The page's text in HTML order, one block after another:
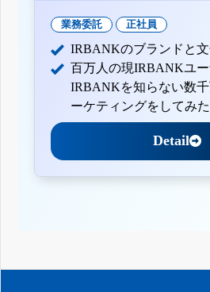
業務委託 正社員
IRBANKのブランドと文
百万人の現IRBANKユ
IRBANKを知らない数
ーケティングをしてみた
Detail